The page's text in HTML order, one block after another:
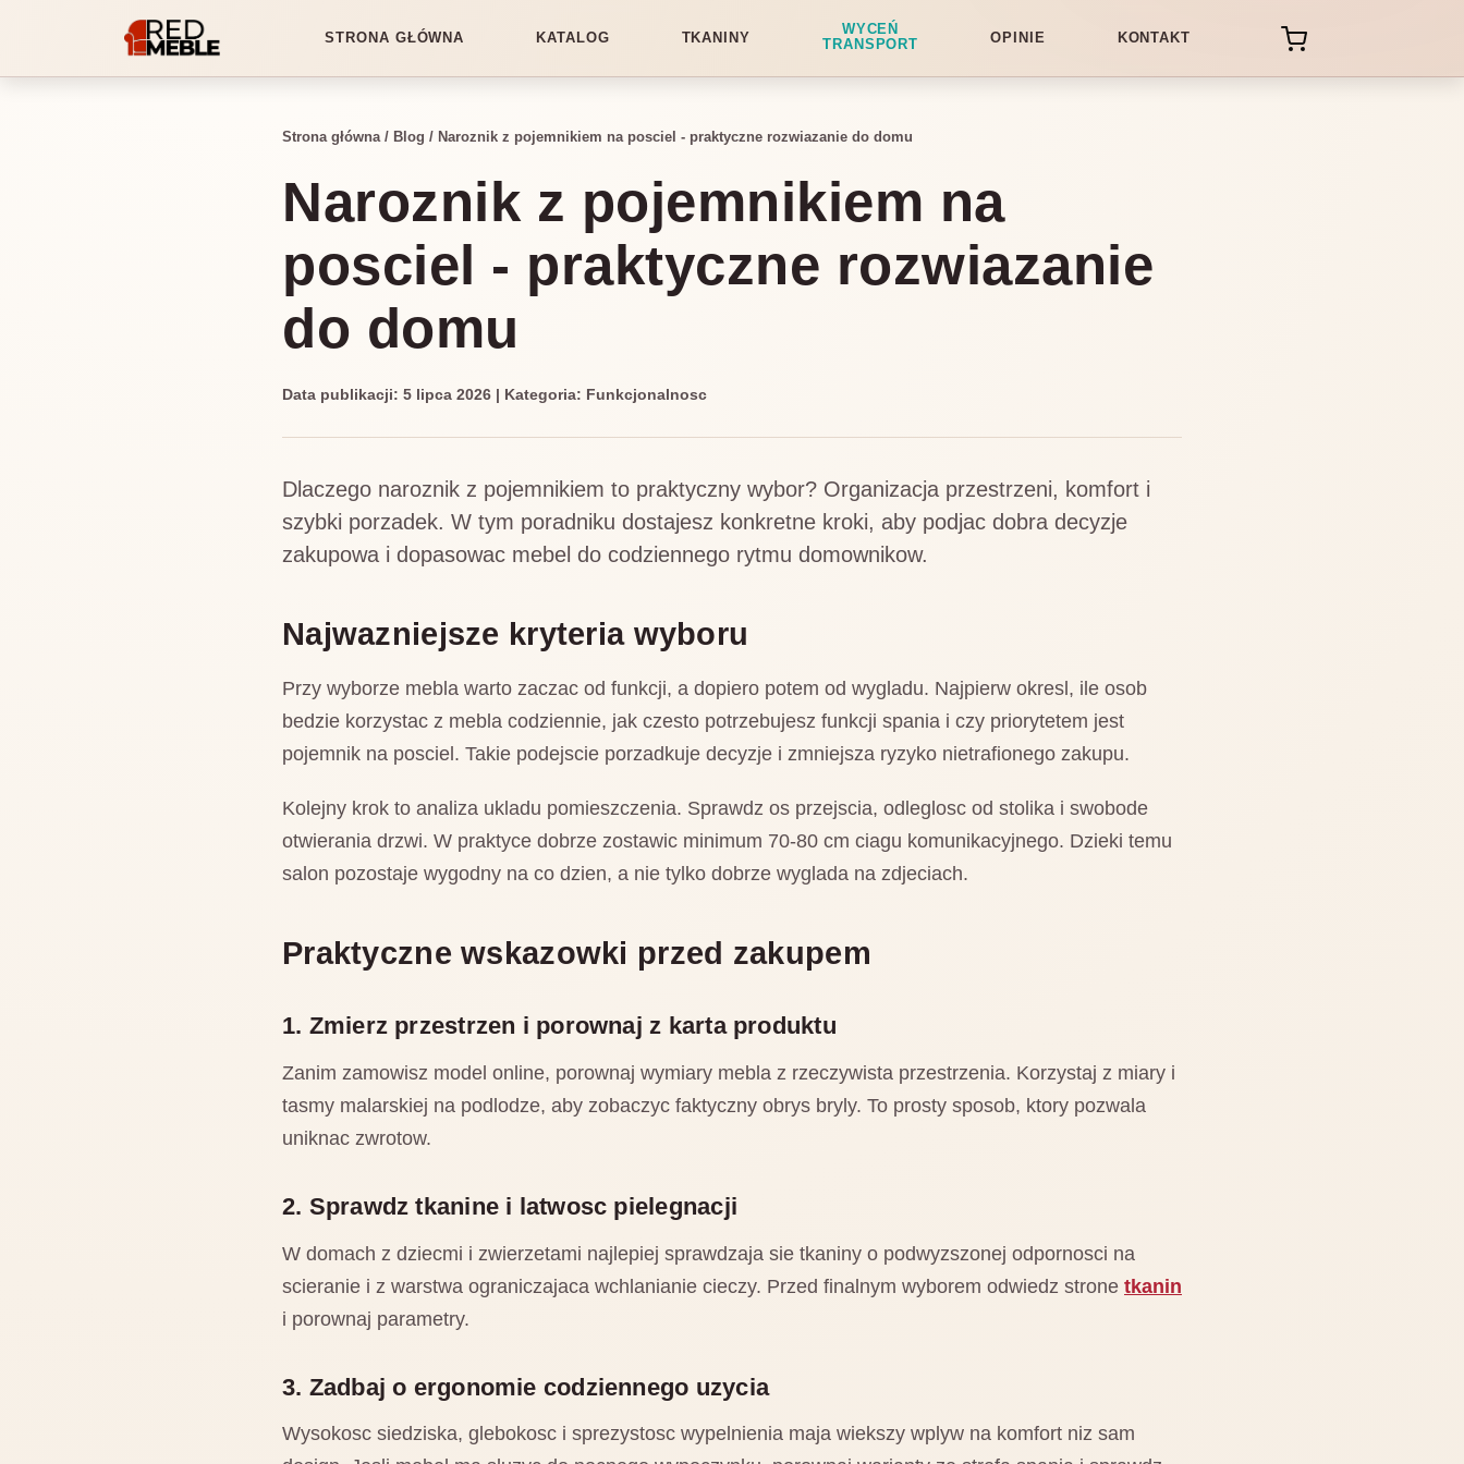
STRONA GŁÓWNA KATALOG TKANINY
WYCEŃ
TRANSPORT
OPINIE KONTAKT
Strona główna/ Blog / Naroznik z pojemnikiem na posciel - praktyczne rozwiazanie do domu
Naroznik z pojemnikiem na
posciel - praktyczne rozwiazanie
do domu
Data publikacji: 5 lipca 2026 | Kategoria: Funkcjonalnosc
Dlaczego naroznik z pojemnikiem to praktyczny wybor? Organizacja przestrzeni, komfort i
szybki porzadek. W tym poradniku dostajesz konkretne kroki, aby podjac dobra decyzje
zakupowa i dopasowac mebel do codziennego rytmu domownikow.
Najwazniejsze kryteria wyboru
Przy wyborze mebla warto zaczac od funkcji, a dopiero potem od wygladu. Najpierw okresl, ile osob
bedzie korzystac z mebla codziennie, jak czesto potrzebujesz funkcji spania i czy priorytetem jest
pojemnik na posciel. Takie podejscie porzadkuje decyzje i zmniejsza ryzyko nietrafionego zakupu.
Kolejny krok to analiza ukladu pomieszczenia. Sprawdz os przejscia, odleglosc od stolika i swobode
otwierania drzwi. W praktyce dobrze zostawic minimum 70-80 cm ciagu komunikacyjnego. Dzieki temu
salon pozostaje wygodny na co dzien, a nie tylko dobrze wyglada na zdjeciach.
Praktyczne wskazowki przed zakupem
1. Zmierz przestrzen i porownaj z karta produktu
Zanim zamowisz model online, porownaj wymiary mebla z rzeczywista przestrzenia. Korzystaj z miary i
tasmy malarskiej na podlodze, aby zobaczyc faktyczny obrys bryly. To prosty sposob, ktory pozwala
uniknac zwrotow.
2. Sprawdz tkanine i latwosc pielegnacji
W domach z dziecmi i zwierzetami najlepiej sprawdzaja sie tkaniny o podwyzszonej odpornosci na
scieranie i z warstwa ograniczajaca wchlanianie cieczy. Przed finalnym wyborem odwiedz strone tkanin
i porownaj parametry.
3. Zadbaj o ergonomie codziennego uzycia
Wysokosc siedziska, glebokosc i sprezystosc wypelnienia maja wiekszy wplyw na komfort niz sam